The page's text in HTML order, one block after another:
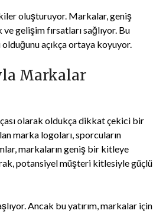
oluşturuyor. Markalar, geniş
gelişim fırsatları sağlıyor. Bu
açıkça ortaya koyuyor.
Markalar
olarak oldukça dikkat çekici bir
marka logoları, sporcuların
markaların geniş bir kitleye
potansiyel müşteri kitlesiyle güçlü
Ancak bu yatırım, markalar için